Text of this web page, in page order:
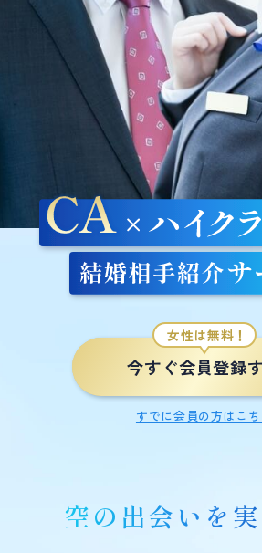
よくあるご質問
お問い合わせ
ログイン
会員登録はこちら
今すぐ会員登録
女性は無料！
すでに会員の方はこち
空の出会いを